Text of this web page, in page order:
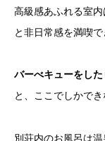
高級感あふれる室
と非日常感を満喫で
バーべキューをし
と、ここでしかで
別荘内のお風呂は